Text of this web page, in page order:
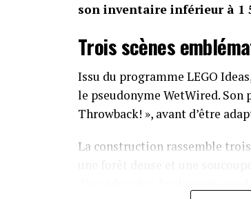
son inventaire inférieur à 1
Trois scènes
Issu du programme LEGO
le pseudonyme WetWired.
Throwback! », avant d’être
La construction rassemble